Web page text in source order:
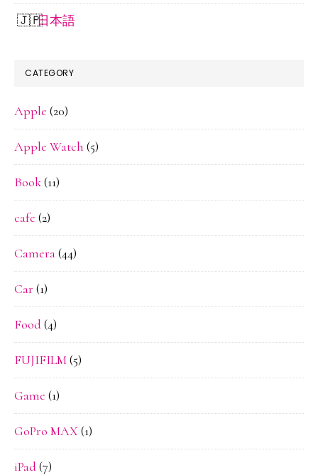
日本語
CATEGORY
Apple (20)
Apple Watch (5)
Book(11)
cafe (2)
Camera(44)
Car (1)
Food(4)
FUJIFILM(5)
Game (1)
GoPro MAX(1)
iPad(7)